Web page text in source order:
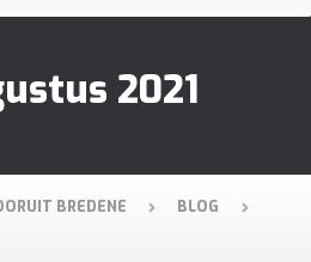
2021
BREDENE BLOG